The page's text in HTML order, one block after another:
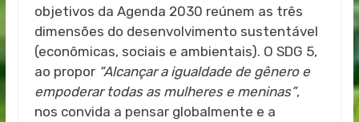
objetivos da Agenda 2030 reúnem as três
dimensões do desenvolvimento sustentável
(econômicas, sociais e ambientais). O SDG 5,
ao propor “Alcançar a igualdade de gênero e
empoderar todas as mulheres e meninas”,
nos convida a pensar globalmente e a